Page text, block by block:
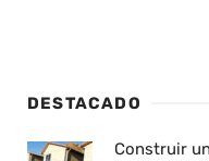
DESTACADO
Construir